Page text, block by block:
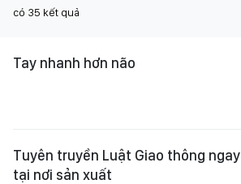
có 35 kết quả
Tay nhanh hơn não
Tuyên truyền Luật Giao thông ngay
tại nơi sản xuất